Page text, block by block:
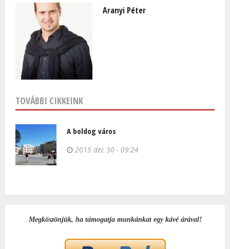
Aranyi Péter
TOVÁBBI CIKKEINK
A boldog város
2015 dec 30 - 09:24
Megköszönjük, ha támogatja munkánkat egy kávé árával!